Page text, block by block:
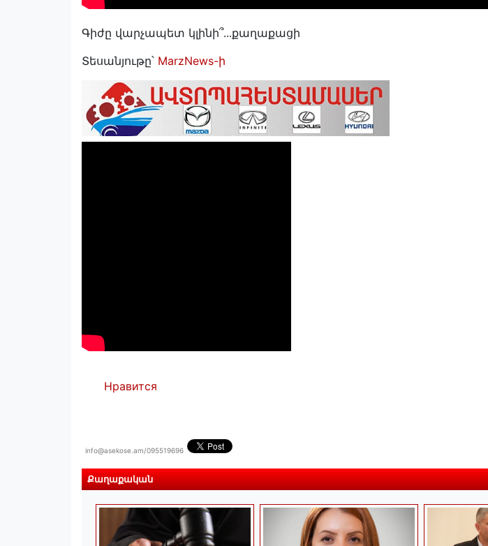
Գիժը վարչապետ կլինի՞․․․քաղաքացի
Տեսանյութը՝ MarzNews-ի
Нравится
info@asekose.am/095519696
Քաղաքական